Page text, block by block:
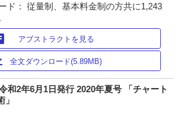
ド： 従量制、基本料金制の方共に1,243
アブストラクトを見る
全文ダウンロード(5.89MB)
和2年6月1日発行 2020年夏号 「チャート